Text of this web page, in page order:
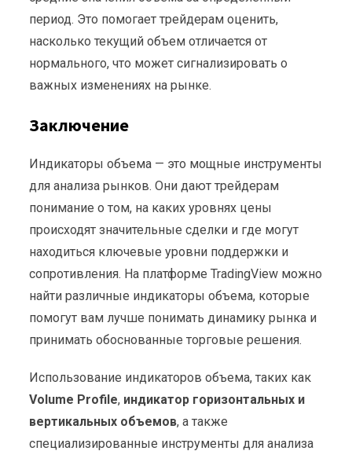
период. Это помогает трейдерам оценить,
насколько текущий объем отличается от
нормального, что может сигнализировать о
важных изменениях на рынке.
Заключение
Индикаторы объема — это мощные инструменты
для анализа рынков. Они дают трейдерам
понимание о том, на каких уровнях цены
происходят значительные сделки и где могут
находиться ключевые уровни поддержки и
сопротивления. На платформе TradingView можно
найти различные индикаторы объема, которые
помогут вам лучше понимать динамику рынка и
принимать обоснованные торговые решения.
Использование индикаторов объема, таких как
Volume Profile, индикатор горизонтальных и
вертикальных объемов, а также
специализированные инструменты для анализа